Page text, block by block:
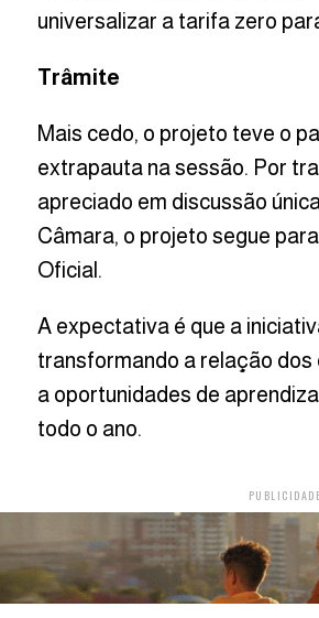
universalizar a tarifa zero
Trâmite
Mais cedo, o projeto teve o
extrapauta na sessão. Por
apreciado em discussão
Câmara, o projeto segue
Oficial.
A expectativa é que a
transformando a relação dos
a oportunidades de
todo o ano.